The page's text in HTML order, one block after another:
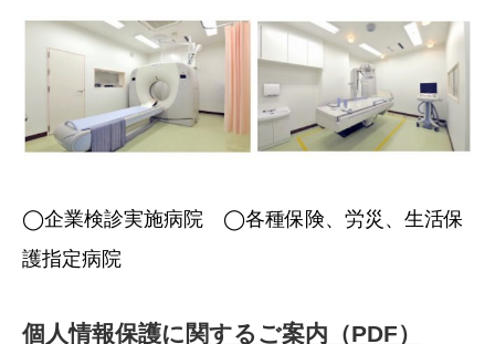
◯企業検診実施病院 ◯各種保険、労災、生活保
護指定病院
個人情報保護に関するご案内（PDF）